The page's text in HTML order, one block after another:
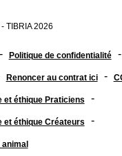
TIBRIA 2026
- Politique de confidentialité -
Renoncer au contrat ici -
et éthique Praticiens -
et éthique Créateurs -
animal